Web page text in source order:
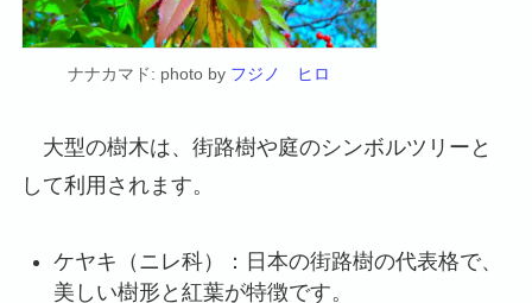
ナナカマド: photo by フジノ ヒロ
大型の樹木は、街路樹や庭のシンボルツリーと
して利用されます。
ケヤキ（ニレ科）：日本の街路樹の代表格で、
美しい樹形と紅葉が特徴です。